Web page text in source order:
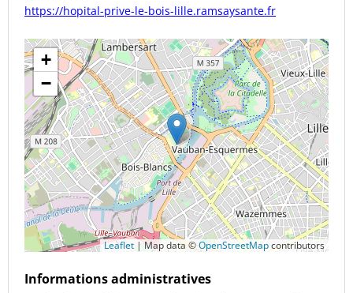
https://hopital-prive-le-bois-lille.ramsaysante.fr
+
−
Leaflet |Map data ©OpenStreetMapcontributors
Informations administratives